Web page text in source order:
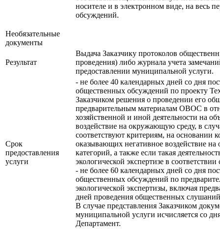
носителе и в электронном виде, на весь
обсуждений.
Необязательные
документы
Результат
Выдача Заказчику протоколов
проведения) либо журнала учета
предоставлении муниципальной услуги.
Срок
предоставления
услуги
- не более 40 календарных дней со дня
общественных обсуждений по проекту
Заказчиком решения о проведении его
предварительным материалам ОВОС в
хозяйственной и иной деятельности на
воздействие на окружающую среду, в
соответствуют критериям, на основании
оказывающих негативное воздействие
категорий, а также если такая
экологической экспертизе в
- не более 60 календарных дней со дня
общественных обсуждений по
экологической экспертизы, включая
дней проведения общественных
В случае представления Заказчиком
муниципальной услуги исчисляется со
Департамент.